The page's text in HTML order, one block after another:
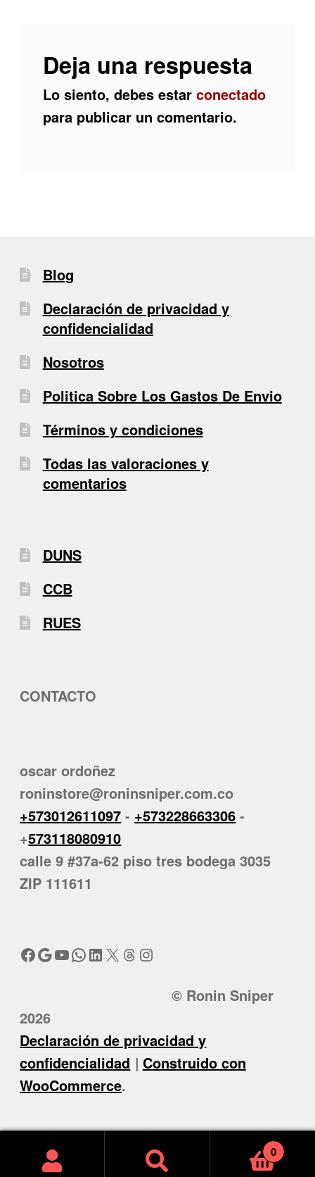
Deja una respuesta
Lo siento, debes estar conectado
para publicar un comentario.
Blog
Declaración de privacidad y
confidencialidad
Nosotros
Politica Sobre Los Gastos De Envio
Términos y condiciones
Todas las valoraciones y
comentarios
DUNS
CCB
RUES
CONTACTO
oscar ordoñez
roninstore@roninsniper.com.co
+573012611097 - +573228663306 -
+573118080910
calle 9 #37a-62 piso tres bodega 3035
ZIP 111611
Facebook
Google
YouTube
WhatsApp
LinkedIn
X Threads
Instagram
© Ronin Sniper
2026
Declaración de privacidad y
confidencialidad
Construido con
WooCommerce.
0